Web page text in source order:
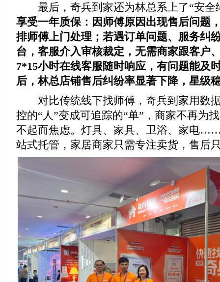
最后，奇兵到家还为林总系上了“安全
享受一年质保：因师傅原因出现售后问题
排师傅上门处理；若遇订单问题、服务纠
台，客服介入审核裁定，无需商家跟客户
7*15小时在线客服随时响应，有问题能及
后，林总店铺售后纠纷率显著下降，星级
对比传统线下找师傅，奇兵到家用数
控的“人”变成可追踪的“单”，商家不再为
不起而焦虑。灯具、家具、卫浴、家电
站式托管，家居商家只需专注卖货，售后